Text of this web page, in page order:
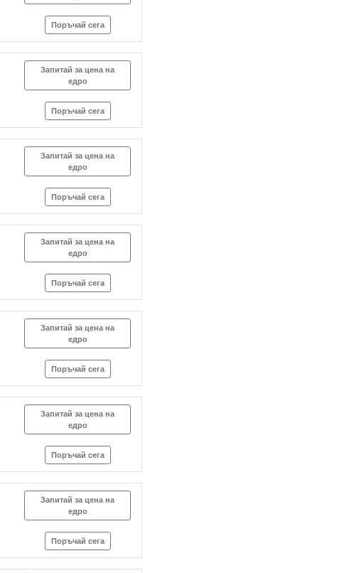
Поръчай сега
Запитай за цена на
едро
Поръчай сега
Запитай за цена на
едро
Поръчай сега
Запитай за цена на
едро
Поръчай сега
Запитай за цена на
едро
Поръчай сега
Запитай за цена на
едро
Поръчай сега
Запитай за цена на
едро
Поръчай сега